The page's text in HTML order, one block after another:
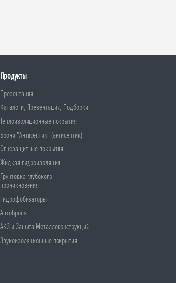
Продукты
Презентация
Каталоги, Презентации, Подборки
Теплоизоляционные покрытия
Броня "Антисептик" (антисептик)
Огнезащитные покрытия
Жидкая гидроизоляция
Грунтовка глубокого
проникновения
Гидрофобизаторы
АвтоБроня
АКЗ и Защита Металлоконструкций
Звукоизоляционные покрытия